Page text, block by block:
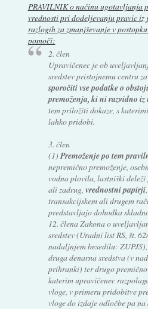
PRAVILNIK o načinu ugotavljanja
vrednosti pri dodeljevanju pravic iz
razlogih za zmanjševanje v
pomoči:
2. člen
Upravičenec je ob
sredstev pristojnemu centru
sporočiti vse podatke o
premoženja, ki ni razvidno
tem priložiti dokaze, s
lahko pridobi.
3. člen
(1)Premoženje po tem
nepremično premoženje,
vodna plovila, lastniški
ali zadrug,vrednostni papirji
transakcijskem ali drugem
predstavljajo dohodka
12. člena Zakona o
sredstev (Uradni list RS, št.
nadaljnjem besedilu:
druga denarna sredstva (v
prihranki) ter drugo premično
katerim upravičenec
vloge, v primeru pridobitve
vloge do izdaje odločbe pa